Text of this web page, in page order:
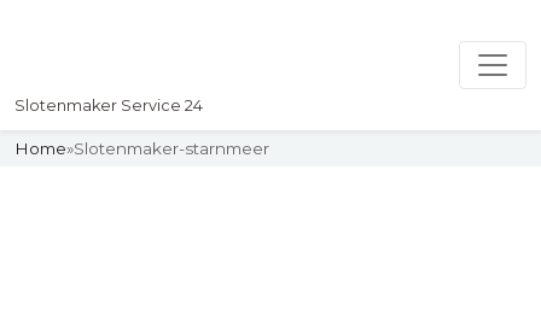
Slotenmaker Service 24
Home»Slotenmaker-starnmeer